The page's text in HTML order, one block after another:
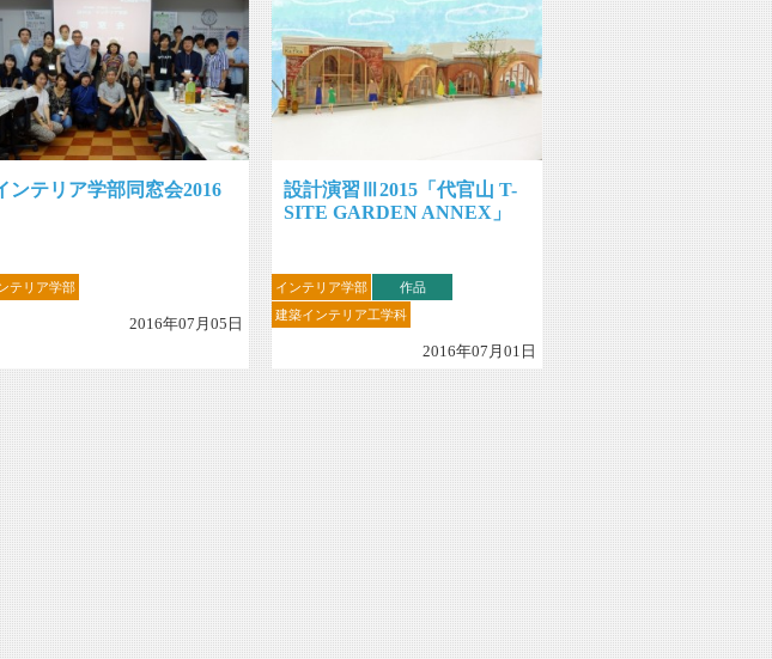
ンテリア学部同窓会2016
テリア学部
2016年07月05日
設計演習Ⅲ2015「代官山 T-
SITE GARDEN ANNEX」
インテリア学部
作品
建築インテリア工学科
2016年07月01日